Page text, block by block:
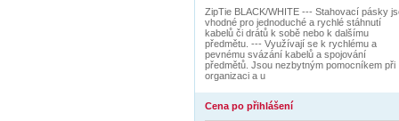
ZipTie BLACK/WHITE --- Stahovací pásky
vhodné pro jednoduché a rychlé stáhnutí
kabelů či drátů k sobě nebo k dalšímu
předmětu. --- Využívají se k rychlému a
pevnému svázání kabelů a spojování
předmětů. Jsou nezbytným pomocníkem při
organizaci a u
Cena po přihlášení